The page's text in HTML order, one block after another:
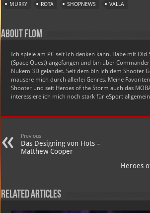
MURKY
ROTA SHOPNEWS VALLA
About Flom
Ich spiele am PC seit ich denken kann. Habe mit Old
(Space Quest) angefangen und bin über
Nukem 3D gelandet. Seit dem bin ich dem Shooter
mausere mich durch allerlei Genres. Meine
Shooter und seit Heroes of the Storm auch das
interessiere ich mich noch stark für eSport
Previous
Das Designing von Hots –
Matthew Cooper
Heroes
Related Articles